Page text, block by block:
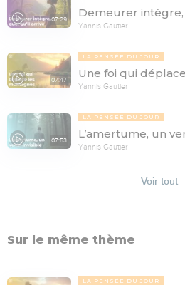
07:29
Demeurer intègre,
Yannis Gautier
07:47
LA PENSÉE DU JOUR
Une foi qui
Yannis Gautier
07:53
LA PENSÉE DU JOUR
L’amertume, un
Yannis Gautier
Voir tout
Sur le même thème
LA PENSÉE DU JOUR